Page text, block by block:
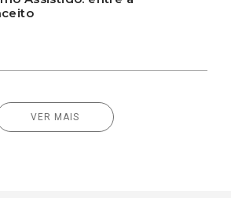
VER MAIS